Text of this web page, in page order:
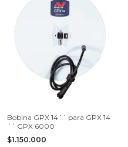
Bobina GPX 14´´ para GPX 14
´´ GPX 6000
$1.150.000